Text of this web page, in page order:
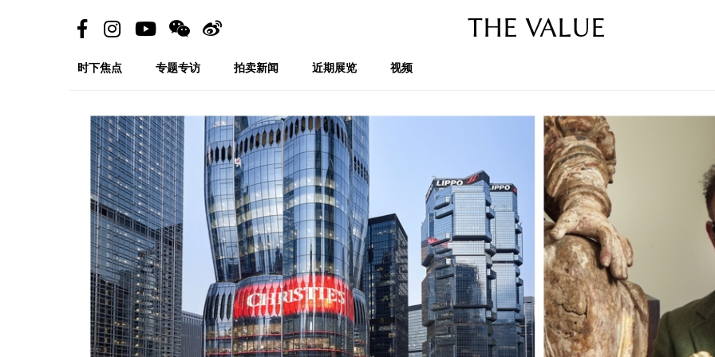
THE VALUE
时下焦点 专题专访 拍卖新闻 近期展览 视频